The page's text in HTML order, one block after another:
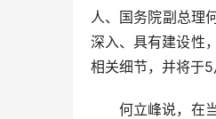
人、国务院副总理
深入、具有建设性
相关细节，并将于5
何立峰说，在当